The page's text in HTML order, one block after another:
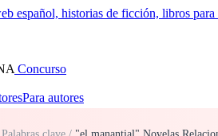
Concurso
Para autores